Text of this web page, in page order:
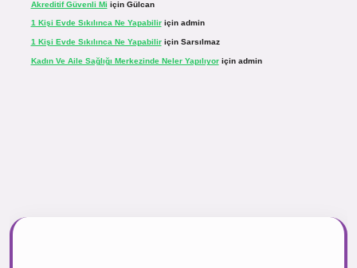
Akreditif Güvenli Mi için Gülcan
1 Kişi Evde Sıkılınca Ne Yapabiliriçin admin
1 Kişi Evde Sıkılınca Ne Yapabiliriçin Sarsılmaz
Kadın Ve Aile Sağlığı Merkezinde Neler Yapılıyoriçin admin